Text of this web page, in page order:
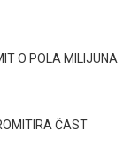
O POLA MILIJUNA
ČAST